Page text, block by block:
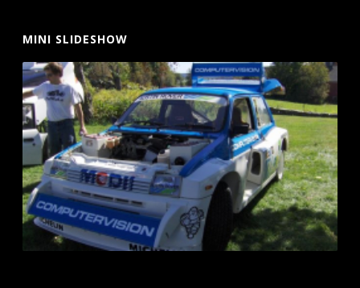
MINI SLIDESHOW